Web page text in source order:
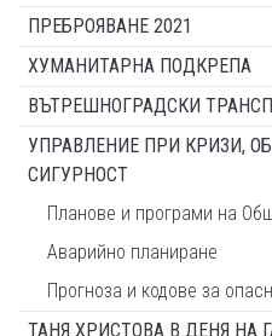
ПРЕБРОЯВАНЕ 2021
ХУМАНИТАРНА ПОДКРЕПА
ВЪТРЕШНОГРАДСКИ
УПРАВЛЕНИЕ ПРИ КРИЗИ,
СИГУРНОСТ
Планове и програми на
Аварийно планиране
Прогноза и кодове за
ТАНЯ ХРИСТОВА В ДЕНЯ НА